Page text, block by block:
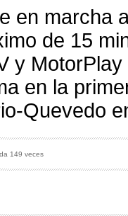
en marcha
de 15
y
en la
Quevedo
149 veces